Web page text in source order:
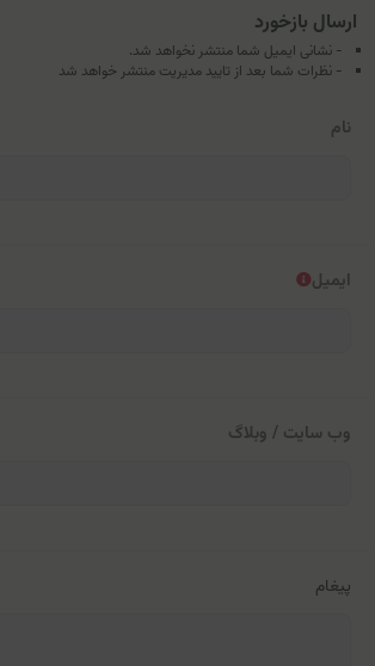
ارسال بازخورد
- نشانی ایمیل شما منتشر نخواهد شد.
- نظرات شما بعد از تایید مدیریت منتشر خواهد شد
نام
ایمیل
وب سایت / وبلاگ
پیغام